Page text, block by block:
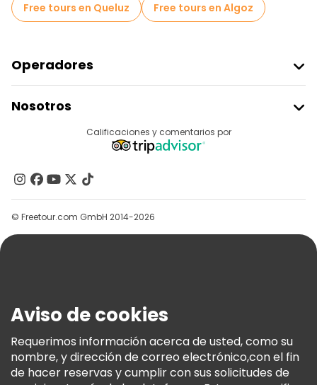
Free tours en Queluz
Free tours en Algoz
Operadores
Acceder Como Proveedor
Programa De Afiliados
Nosotros
Contacto
Grupos
Ayuda
Términos E Información Legal
Política De Cookies
Freetour Premios
Programa De Fidelidad
Calificaciones y comentarios por
© Freetour.com GmbH 2014-2026
Aviso de cookies
Requerimos información acerca de usted, como su
nombre, y dirección de correo electrónico,con el fin
de hacer reservas y cumplir con sus solicitudes de